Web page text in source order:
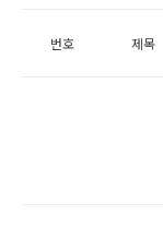
번호 제목